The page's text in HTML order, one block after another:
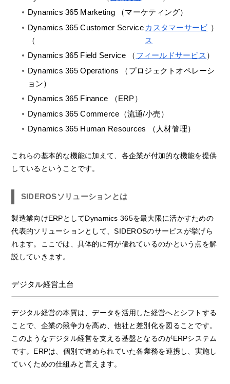
Dynamics 365 Marketing （マーケティング）
Dynamics 365 Customer Service
（
カスタマーサービ
ス
）
Dynamics 365 Field Service （ フィールドサービス ）
Dynamics 365 Operations （プロジェクトオペレーシ
ョン）
Dynamics 365 Finance （ERP）
Dynamics 365 Commerce（流通/小売）
Dynamics 365 Human Resources （人材管理）
これらの基本的な機能に加えて、各企業が付加的な機能を提供
しているということです。
SIDEROSソリューションとは
製造業向けERPとしてDynamics 365を最大限に活かすための
代表的ソリューションとして、SIDEROSのサービスが挙げら
れます。ここでは、具体的に何が優れているのかという点を解
説していきます。
デジタル経営土台
デジタル経営の本質は、データを活用した経営へとシフトする
ことで、企業の競争力を高め、他社と差別化を図ることです。
このようなデジタル経営を支える基盤となるのがERPシステム
です。ERPは、個別で進められていた各業務を連携し、実施し
ていくための仕組みと言えます。